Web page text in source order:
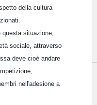
della cultura
questa situazione,
sociale, attraverso
deve cioè andare
nell'adesione a